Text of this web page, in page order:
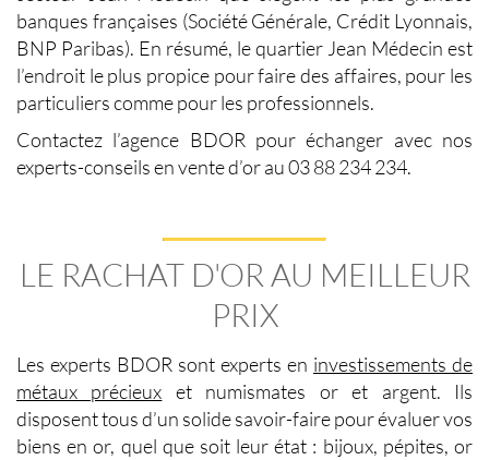
banques françaises (Société Générale, Crédit Lyonnais,
BNP Paribas). En résumé, le quartier Jean Médecin est
l’endroit le plus propice pour faire des affaires, pour les
particuliers comme pour les professionnels.
Contactez l’agence BDOR pour échanger avec nos
experts-conseils envente d’orau 03 88 234 234.
LE RACHAT D'OR AU MEILLEUR
PRIX
Les experts BDOR sont experts en investissements de
métaux précieux et numismates or et argent. Ils
disposent tous d’un solide savoir-faire pour évaluer vos
biens en or, quel que soit leur état : bijoux, pépites, or